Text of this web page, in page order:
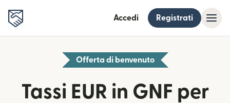
Accedi Registrati
Offerta di benvenuto
Tassi EUR in GNF per